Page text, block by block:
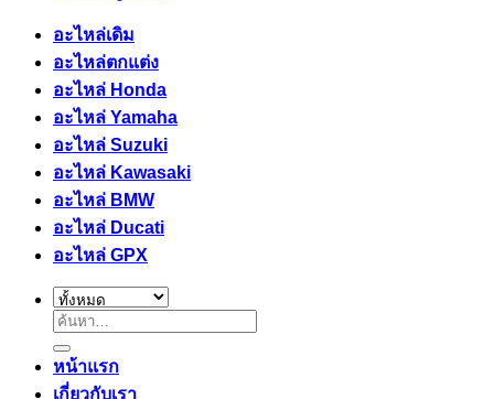
อะไหล่เดิม
อะไหล่ตกแต่ง
อะไหล่ Honda
อะไหล่ Yamaha
อะไหล่ Suzuki
อะไหล่ Kawasaki
อะไหล่ BMW
อะไหล่ Ducati
อะไหล่ GPX
ค้นหา:
หน้าแรก
เกี่ยวกับเรา